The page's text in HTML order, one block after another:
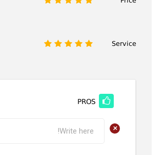
Service
5
4
3
2
PROS
+